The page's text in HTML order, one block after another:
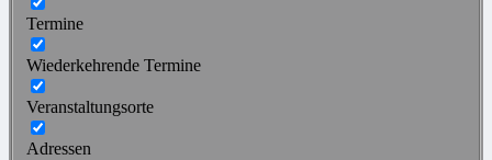
Termine
Wiederkehrende Termine
Veranstaltungsorte
Adressen